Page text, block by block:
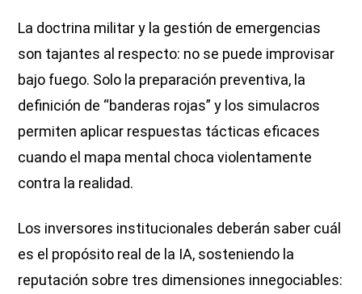
La doctrina militar y la gestión de emergencias
son tajantes al respecto: no se puede improvisar
bajo fuego. Solo la preparación preventiva, la
definición de “banderas rojas” y los simulacros
permiten aplicar respuestas tácticas eficaces
cuando el mapa mental choca violentamente
contra la realidad.
Los inversores institucionales deberán saber cuál
es el propósito real de la IA, sosteniendo la
reputación sobre tres dimensiones innegociables: